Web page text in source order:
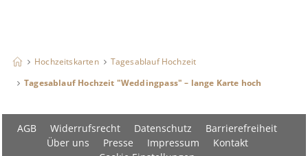
Hochzeitskarten
Tagesablauf Hochzeit
Tagesablauf Hochzeit "Weddingpass" – lange Karte hoch
AGB Widerrufsrecht Datenschutz
Barrierefreiheit
Über uns
Presse Impressum
Kontakt